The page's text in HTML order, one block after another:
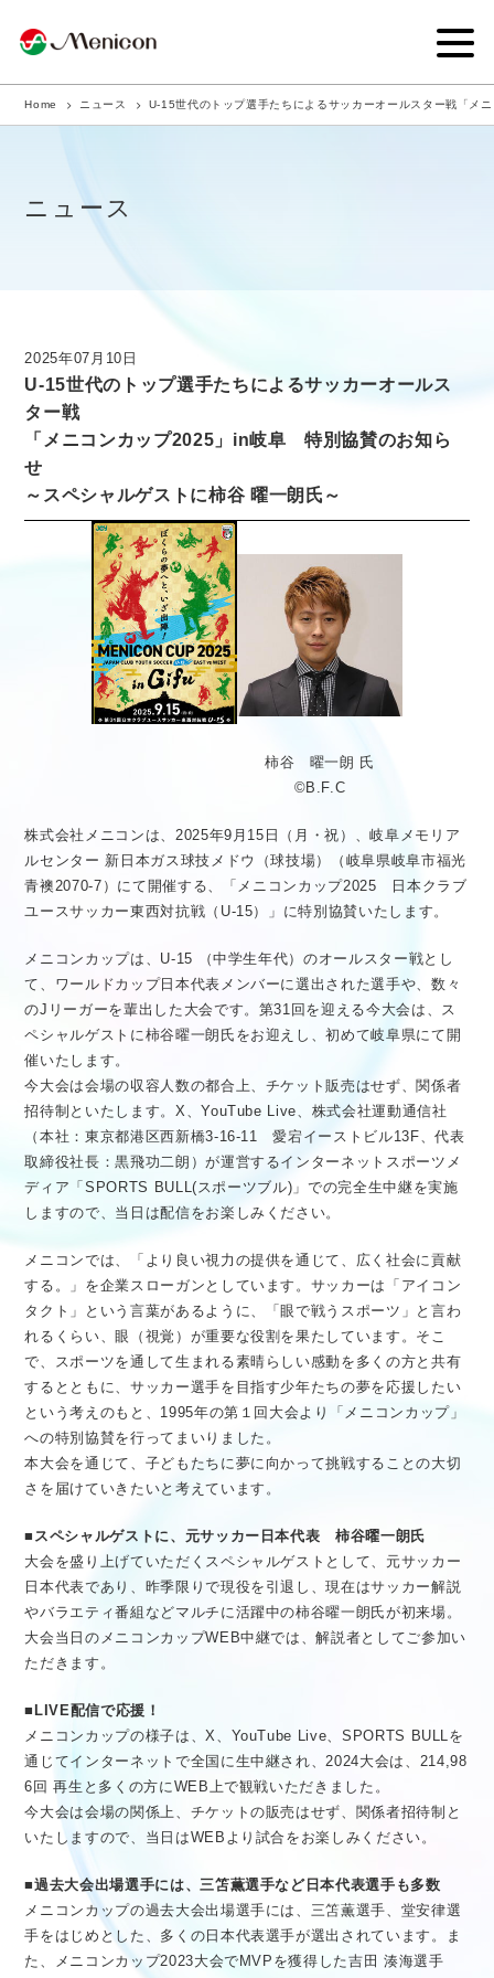
企業情報
商品サイト
ニュース
採用情報
医療従事者向け情報 GLOBAL
Home ニュース U-15世代のトップ選手たちによるサッカーオールスター戦「
ニュース
2025年07月10日
U-15世代のトップ選手たちによるサッカーオールス
ター戦
「メニコンカップ2025」in岐阜 特別協賛のお知ら
せ
～スペシャルゲストに柿谷 曜一朗氏～
柿谷 曜一朗 氏
©B.F.C
株式会社メニコンは、2025年9月15日（月・祝）、岐阜メモリア
ルセンター 新日本ガス球技メドウ（球技場）（岐阜県岐阜市福光
青襖2070-7）にて開催する、「メニコンカップ2025 日本クラブ
ユースサッカー東西対抗戦（U-15）」に特別協賛いたします。
メニコンカップは、U-15 （中学生年代）のオールスター戦とし
て、ワールドカップ日本代表メンバーに選出された選手や、数々
のJリーガーを輩出した大会です。第31回を迎える今大会は、ス
ペシャルゲストに柿谷曜一朗氏をお迎えし、初めて岐阜県にて開
催いたします。
今大会は会場の収容人数の都合上、チケット販売はせず、関係者
招待制といたします。X、YouTube Live、株式会社運動通信社
（本社：東京都港区西新橋3-16-11 愛宕イーストビル13F、代表
取締役社長：黒飛功二朗）が運営するインターネットスポーツメ
ディア「SPORTS BULL(スポーツブル)」での完全生中継を実施
しますので、当日は配信をお楽しみください。
メニコンでは、「より良い視力の提供を通じて、広く社会に貢献
する。」を企業スローガンとしています。サッカーは「アイコン
タクト」という言葉があるように、「眼で戦うスポーツ」と言わ
れるくらい、眼（視覚）が重要な役割を果たしています。そこ
で、スポーツを通して生まれる素晴らしい感動を多くの方と共有
するとともに、サッカー選手を目指す少年たちの夢を応援したい
という考えのもと、1995年の第１回大会より「メニコンカップ」
への特別協賛を行ってまいりました。
本大会を通じて、子どもたちに夢に向かって挑戦することの大切
さを届けていきたいと考えています。
■スペシャルゲストに、元サッカー日本代表 柿谷曜一朗氏
大会を盛り上げていただくスペシャルゲストとして、元サッカー
日本代表であり、昨季限りで現役を引退し、現在はサッカー解説
やバラエティ番組などマルチに活躍中の柿谷曜一朗氏が初来場。
大会当日のメニコンカップWEB中継では、解説者としてご参加い
ただきます。
■LIVE配信で応援！
メニコンカップの様子は、X、YouTube Live、SPORTS BULLを
通じてインターネットで全国に生中継され、2024大会は、214,98
6回 再生と多くの方にWEB上で観戦いただきました。
今大会は会場の関係上、チケットの販売はせず、関係者招待制と
いたしますので、当日はWEBより試合をお楽しみください。
■過去大会出場選手には、三笘薫選手など日本代表選手も多数
メニコンカップの過去大会出場選手には、三笘薫選手、堂安律選
手をはじめとした、多くの日本代表選手が選出されています。ま
た、メニコンカップ2023大会でMVPを獲得した吉田 湊海選手